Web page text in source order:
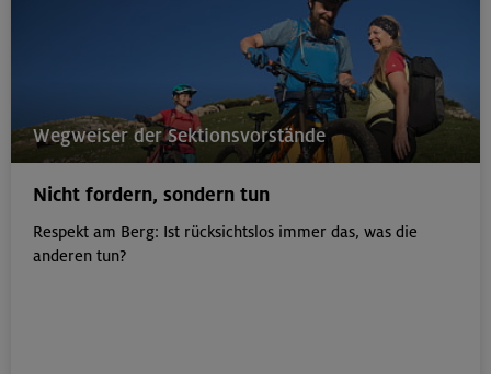
Bayerische Voralpen (Estergebirge)
22.-24.08.26
Birnhorn 2634 m, Hochzint 2246 m und Dürrkarhorn
2287 m
Wegweiser der Sektionsvorstände
Nicht fordern, sondern tun
Respekt am Berg: Ist rücksichtslos immer das, was die
anderen tun?